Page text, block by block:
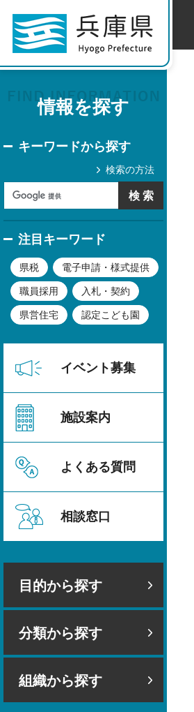
情報を探す
キーワードから探す
検索の方法
注目キーワード
県税 電子申請・様式提供
職員採用 入札・契約
県営住宅 認定こども園
イベント募集
施設案内
よくある質問
相談窓口
目的から探す
分類から探す
組織から探す